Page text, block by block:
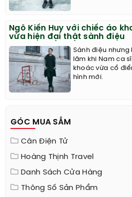
Ngô Kiến Huy với chiếc áo
vừa hiện đại thật sành điệu
Sành điệu
lãm khi Nam ca
khoác vừa cổ
hình mới.
GÓC MUA SẮM
Cân Điện Tử
Hoàng Thịnh Travel
Danh Sách Cửa Hàng
Thông Số Sản Phẩm